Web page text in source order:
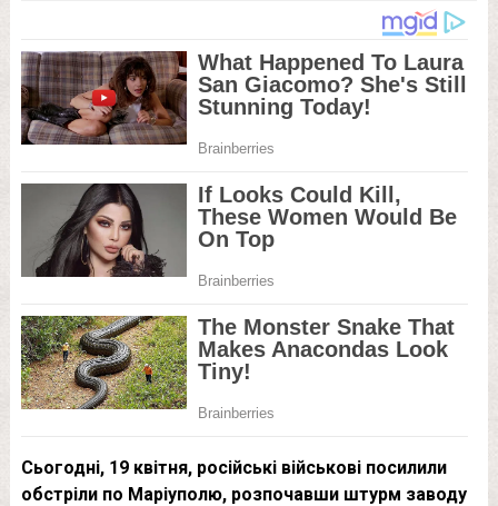
Сьогодні, 19 квітня, російські військові посилили
обстріли по Маріуполю, розпочавши штурм заводу